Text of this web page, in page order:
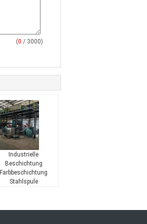
(0 / 3000)
Industrielle
Beschichtung
Farbbeschichtung
Stahlspule